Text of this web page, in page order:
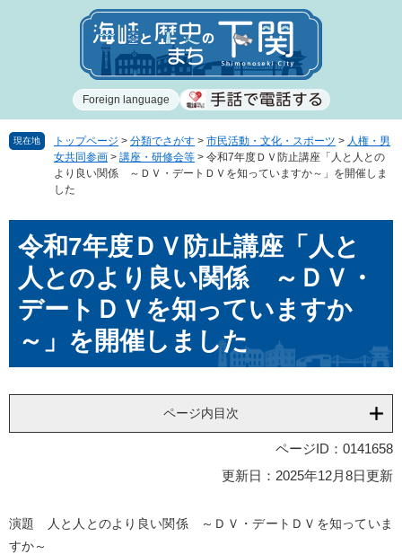
で
ば
Foreign language
現在地 トップページ > 分類でさがす > 市民活動・文化・スポーツ > 人権・男
女共同参画 > 講座・研修会等 > 令和7年度ＤＶ防止講座「人と人との
より良い関係 ～ＤＶ・デートＤＶを知っていますか～」を開催しま
した
文令和7年度ＤＶ防止講座「人と
人とのより良い関係 ～ＤＶ・
デートＤＶを知っていますか
～」を開催しました
ページ内目次
ページID：0141658
更新日：2025年12月8日更新
演題 人と人とのより良い関係 ～ＤＶ・デートＤＶを知っていま
すか～